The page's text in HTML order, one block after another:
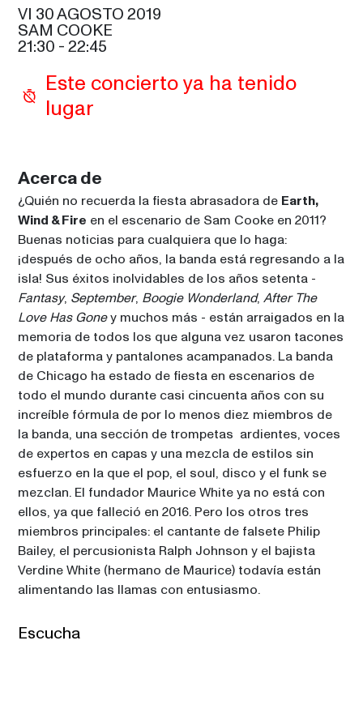
CELIA
EARTH, WIND & FIRE
MAXWELL
SIR DUKE
CELIA
BLACK EYED PEAS
SAM COOKE
00:00
VI 30 AGOSTO 2019
SAM COOKE
21:30 - 22:45
Este concierto ya ha tenido
lugar
Acerca de
¿Quién no recuerda la fiesta abrasadora de Earth,
Wind & Fire en el escenario de Sam Cooke en 2011?
Buenas noticias para cualquiera que lo haga:
¡después de ocho años, la banda está regresando a la
Fantasy, September, Boogie Wonderland, After The
Love Has Gone y muchos más - están arraigados en la
memoria de todos los que alguna vez usaron tacones
de plataforma y pantalones acampanados. La banda
de Chicago ha estado de fiesta en escenarios de
todo el mundo durante casi cincuenta años con su
increíble fórmula de por lo menos diez miembros de
la banda, una sección de trompetas  ardientes, voces
de expertos en capas y una mezcla de estilos sin
esfuerzo en la que el pop, el soul, disco y el funk se
mezclan. El fundador Maurice White ya no está con
ellos, ya que falleció en 2016. Pero los otros tres
miembros principales: el cantante de falsete Philip
Bailey, el percusionista Ralph Johnson y el bajista
Verdine White (hermano de Maurice) todavía están
alimentando las llamas con entusiasmo.
Escucha